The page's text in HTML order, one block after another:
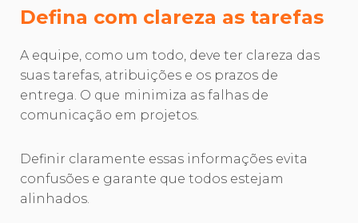
Defina com clareza as tarefas
A equipe, como um todo, deve ter clareza das
suas tarefas, atribuições e os prazos de
entrega. O que minimiza as falhas de
comunicação em projetos.
Definir claramente essas informações evita
confusões e garante que todos estejam
alinhados.